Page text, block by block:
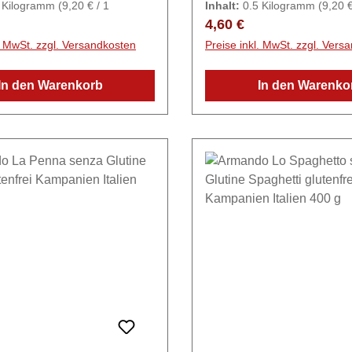
langsam getrocknet. Die
lagern.
(9,20 € / 1
Preis:
zzgl. Versandkosten
In den Warenkorb
getrocknet für eine perfekte
Kann Ei, Soja, Senf und
Kühl und trocken lagern.
Inhalt: 0.5 Kilogramm (9,20
Kilogramm)
Regulärer Preis:
4,60 €
Preise inkl. MwSt. zzgl.
In den